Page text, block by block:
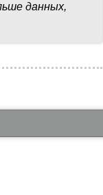
данных,